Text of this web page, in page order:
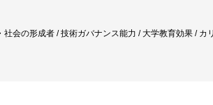
会の形成者 / 技術ガバナンス能力 / 大学教育効果 / カ